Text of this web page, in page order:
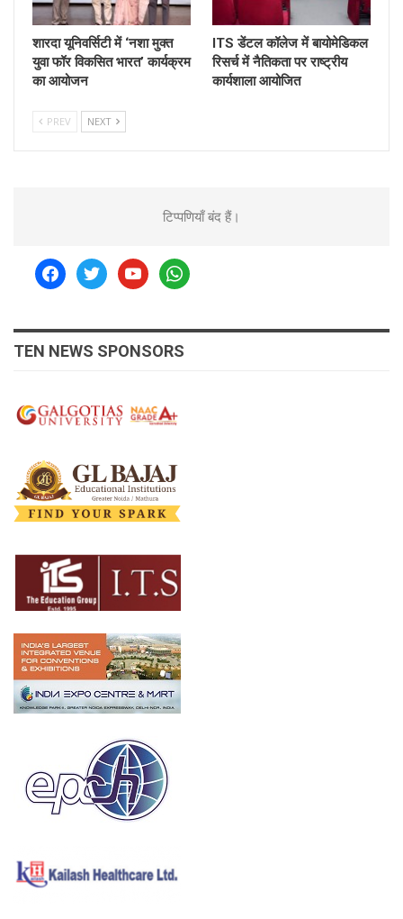
शारदा यूनिवर्सिटी में ‘नशा मुक्त
युवा फॉर विकसित भारत’ कार्यक्रम
का आयोजन
ITS डेंटल कॉलेज में बायोमेडिकल
रिसर्च में नैतिकता पर राष्ट्रीय
कार्यशाला आयोजित
PREV NEXT
टिप्पणियाँ बंद हैं।
facebooktwitteryoutubewhatsapp
TEN NEWS SPONSORS